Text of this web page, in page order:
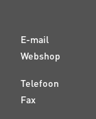
E-mail
Webshop
Telefoon
Fax